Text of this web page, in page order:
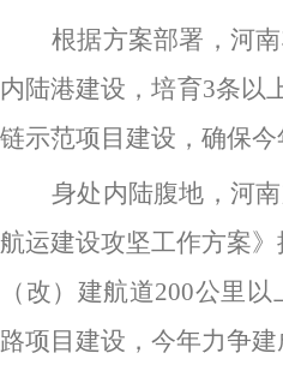
根据方案部署，河
内陆港建设，培育3条以
链示范项目建设，确保
身处内陆腹地，河
航运建设攻坚工作方案
（改）建航道200公里
路项目建设，今年力争